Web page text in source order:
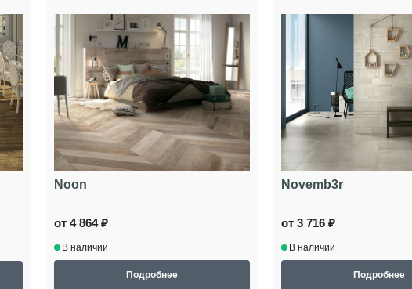
Noon
от 4 864 ₽
В наличии
Подробнее
Novemb3r
от 3 716 ₽
В наличии
Подробнее